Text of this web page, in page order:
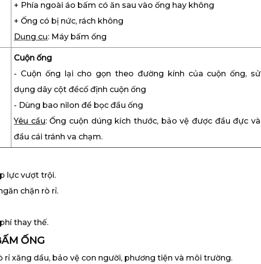
+ Phía ngoài áo bấm có ăn sau vào ống hay không
+ Ống có bị nức, rách không
Dụng cụ: Máy bấm ống
Cuộn ống
- Cuộn ống lại cho gọn theo đường kính của cuộn ống, sử
dụng dây cột đểcố định cuộn ống
- Dùng bao nilon để bọc đầu ống
Yêu cầu: Ống cuộn dúng kích thước, bảo vệ được đầu đực và
đầu cái tránh va chạm.
lực vượt trội.
chặn rò rỉ.
thay thế.
ỐNG
rỉ xăng dầu, bảo vệ con người, phương tiện và môi trường.